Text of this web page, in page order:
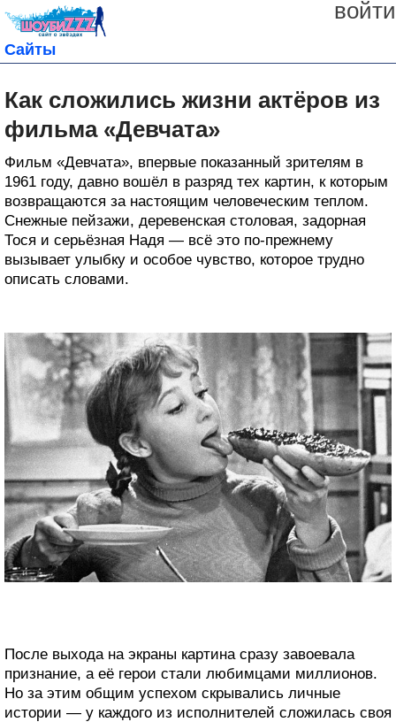
войти
Сайты
Как сложились жизни актёров из
фильма «Девчата»
Фильм «Девчата», впервые показанный зрителям в
1961 году, давно вошёл в разряд тех картин, к которым
возвращаются за настоящим человеческим теплом.
Снежные пейзажи, деревенская столовая, задорная
Тося и серьёзная Надя — всё это по-прежнему
вызывает улыбку и особое чувство, которое трудно
описать словами.
После выхода на экраны картина сразу завоевала
признание, а её герои стали любимцами миллионов.
Но за этим общим успехом скрывались личные
истории — у каждого из исполнителей сложилась своя